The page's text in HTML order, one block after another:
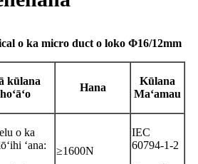
o ka micro duct o loko Φ16/12mm
kūlana
hoʻāʻo
Hana
Kūlana
Maʻamau
o ka
ʻana:
≥1600N
IEC
60794-1-2